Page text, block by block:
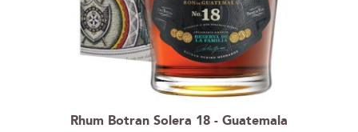
Rhum Botran Solera 18 - Guatemala